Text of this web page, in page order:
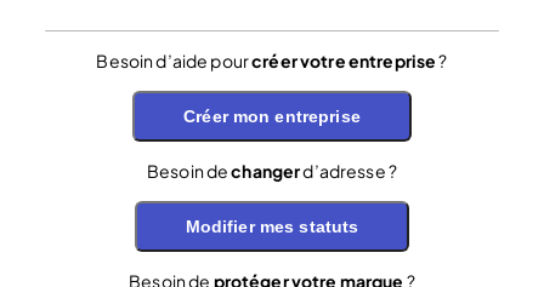
Besoin d’aide pourcréer votre entreprise?
Créer mon entreprise
Besoin dechangerd’adresse ?
Modifier mes statuts
Besoin de protéger votre marque ?